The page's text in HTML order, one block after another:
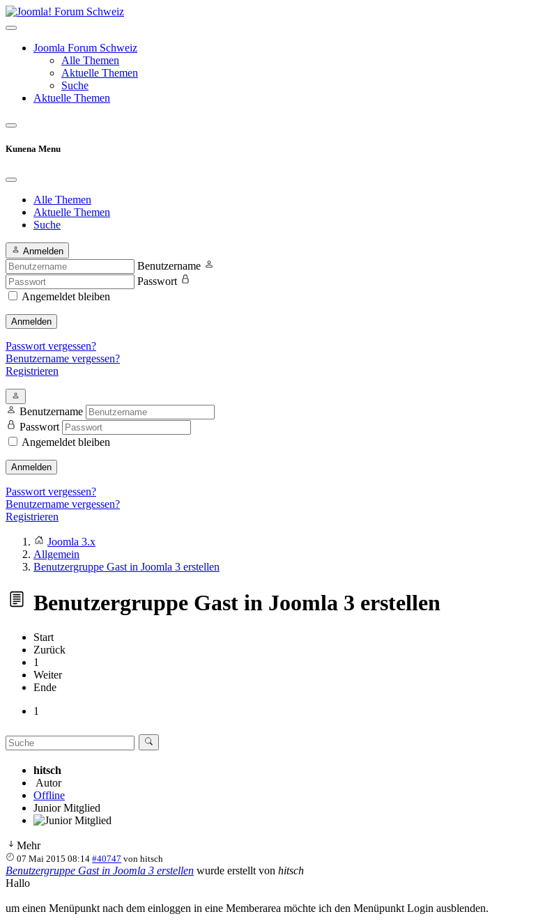
Joomla Forum Schweiz
Alle Themen
Aktuelle Themen
Suche
Aktuelle Themen
Kunena Menu
Alle Themen
Aktuelle Themen
Suche
Anmelden
Benutzername
Passwort
Angemeldet bleiben
Anmelden
Passwort vergessen?
Benutzername vergessen?
Registrieren
Benutzername
Passwort
Angemeldet bleiben
Anmelden
Passwort vergessen?
Benutzername vergessen?
Registrieren
Joomla 3.x
Allgemein
Benutzergruppe Gast in Joomla 3 erstellen
Benutzergruppe Gast in Joomla 3 erstellen
Start
Zurück
1
Weiter
Ende
1
hitsch
Autor
Offline
Junior Mitglied
Mehr
07 Mai 2015 08:14 #40747 vonhitsch
Benutzergruppe Gast in Joomla 3 erstellen wurde erstellt von hitsch
Hallo
um einen Menüpunkt nach dem einloggen in eine Memberarea möchte ich den Menüpunkt Login ausblenden.